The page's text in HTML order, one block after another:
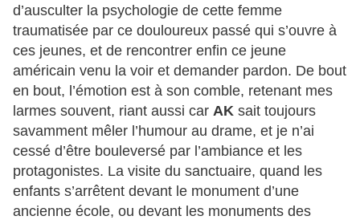
d’ausculter la psychologie de cette femme
traumatisée par ce douloureux passé qui s’ouvre à
ces jeunes, et de rencontrer enfin ce jeune
américain venu la voir et demander pardon. De bout
en bout, l’émotion est à son comble, retenant mes
larmes souvent, riant aussi car AK sait toujours
savamment mêler l’humour au drame, et je n’ai
cessé d’être bouleversé par l’ambiance et les
protagonistes. La visite du sanctuaire, quand les
enfants s’arrêtent devant le monument d’une
ancienne école, ou devant les monuments des